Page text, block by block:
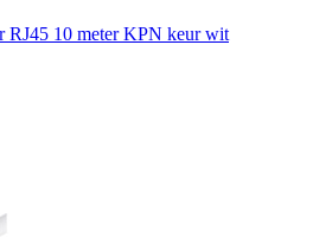
RJ45 10 meter KPN keur wit